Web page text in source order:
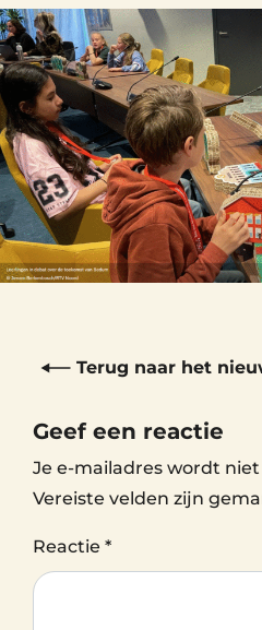
Terug naar het
Geef een reactie
Je e-mailadres wordt
Vereiste velden zijn
Reactie *